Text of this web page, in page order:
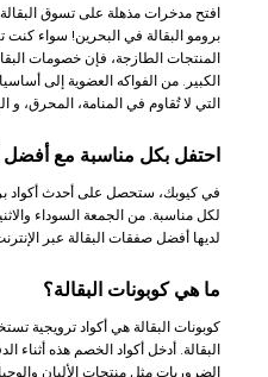
افتح مدخرات مذهلة على تسوق البقالة
برومو البقالة في البحرين! سواء كنت
المنتجات الطازجة، فإن خصومات
الكبير. من الفواكه العضوية إلى
التي لا تُقاوم في المنامة، المحرق، و
احتفل بكل مناسبة مع أفضل
في كيوبك، ستحصل على أحدث أكواد
لكل مناسبة. من الجمعة السوداء
لديها أفضل صفقات البقالة عبر
ما هي كوبونات البقالة؟
كوبونات البقالة هي أكواد ترويجية
البقالة. أدخل أكواد الخصم هذه أثناء
الضروريات مثل منتجات الألبان